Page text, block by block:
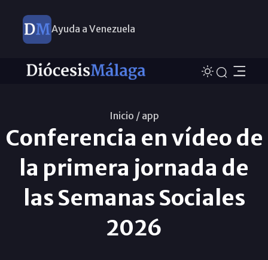
Ayuda a Venezuela
Inicio / app
Conferencia en vídeo de
la primera jornada de
las Semanas Sociales
2026